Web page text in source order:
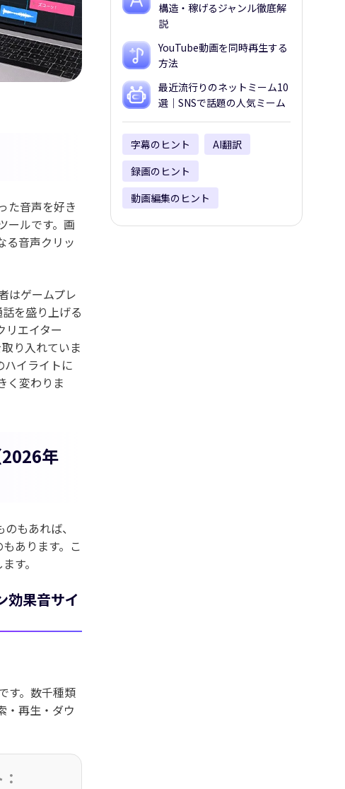
た音声を好き
ールです。画
る音声クリッ
はゲームプレ
を盛り上げる
リエイター
取り入れていま
ハイライトに
く変わりま
年
もあれば、
あります。こ
す。
効果音サイ
す。数千種類
・再生・ダウ
構造・稼げるジャンル徹底解
説
YouTube動画を同時再生する
方法
最近流行りのネットミーム10
選｜SNSで話題の人気ミーム
字幕のヒント
AI翻訳
録画のヒント
動画編集のヒント